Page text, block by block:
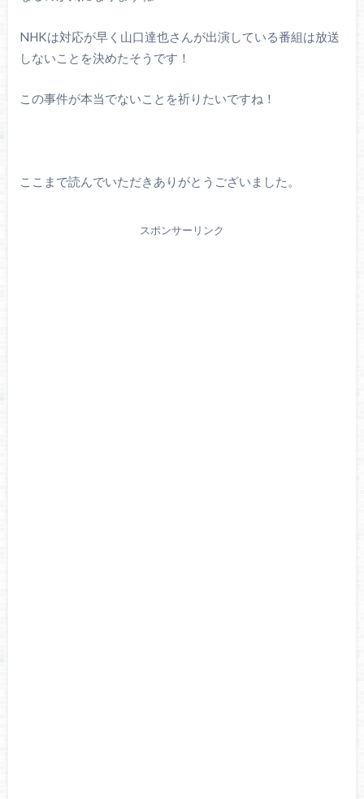
NHKは対応が早く山口達也さんが出演している番組は放送
しないことを決めたそうです！
この事件が本当でないことを祈りたいですね！
ここまで読んでいただきありがとうございました。
スポンサーリンク